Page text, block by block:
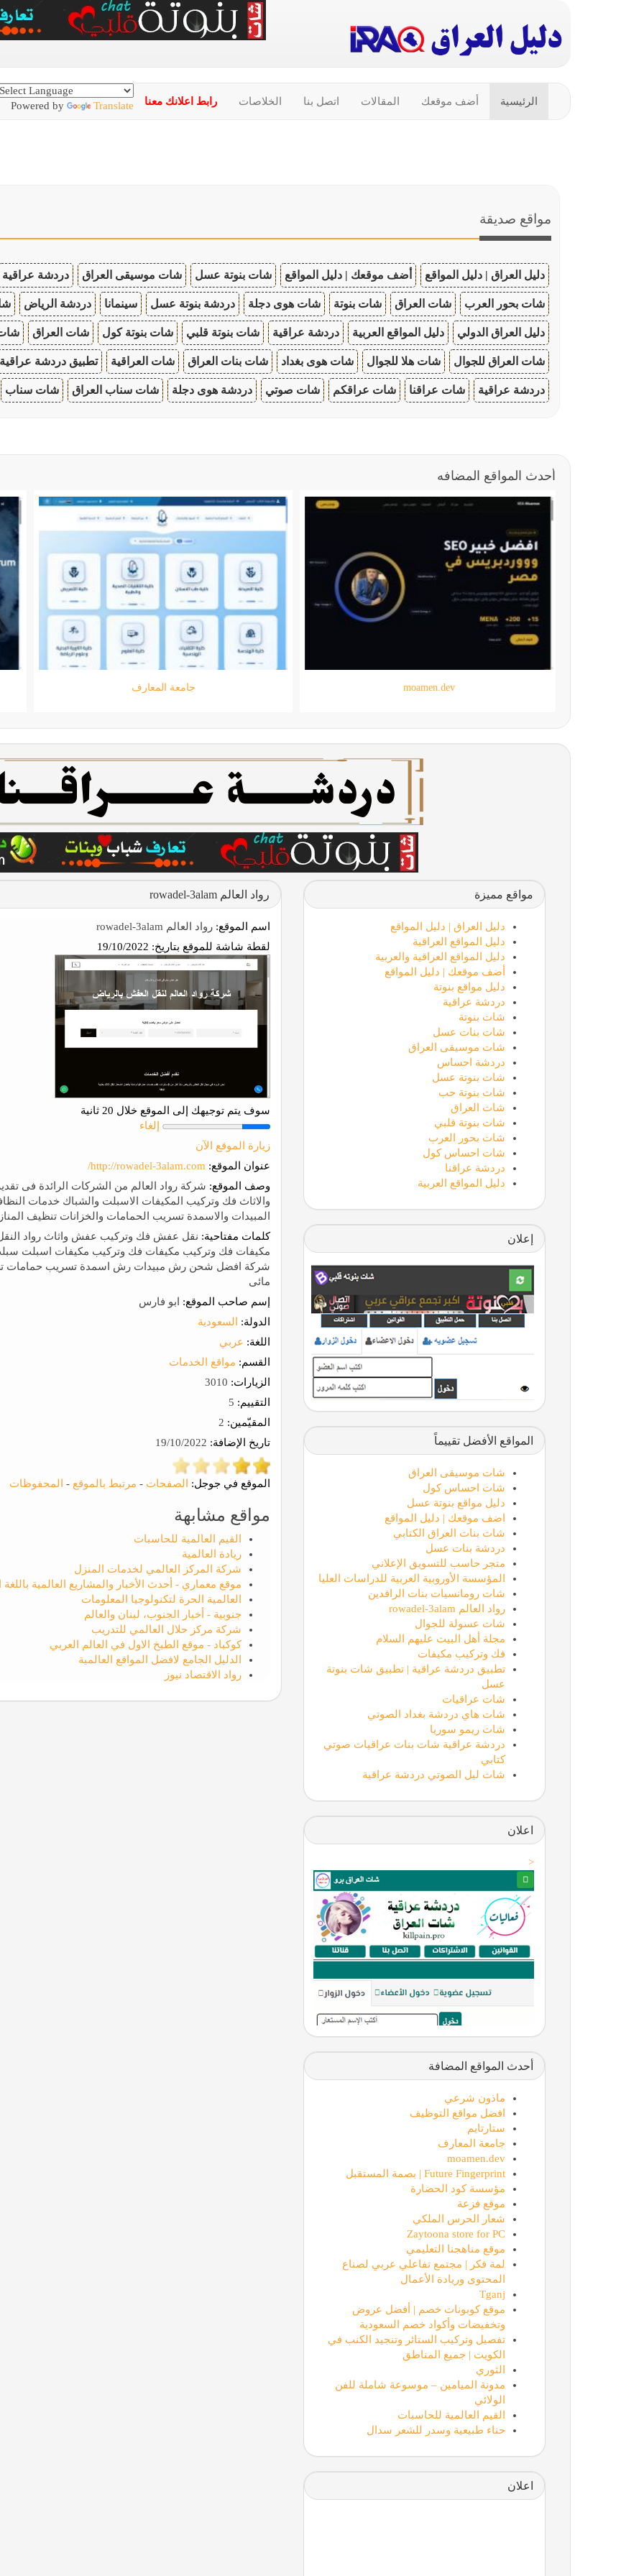
الرئيسية أضف موقعك المقالات اتصل بنا الخلاصات رابط اعلانك معنا Powered by Translate
مواقع صديقة
دليل العراق | دليل المواقع أضف موقعك | دليل المواقع شات بنوتة عسل شات موسيقى العراق دردشة عراقية
شات بحور العرب شات العراق شات بنوتة شات هوى دجلة دردشة بنوتة عسل سينمانا دردشة الرياض
دليل العراق الدولي دليل المواقع العربية دردشة عراقية شات بنوتة قلبي شات بنوتة كول شات العراق
شات العراق للجوال شات هلا للجوال شات هوى بغداد شات بنات العراق شات العراقية تطبيق دردشة عراقية
دردشة عراقية شات عراقنا شات عراقكم شات صوتي دردشة هوى دجلة شات سناب العراق شات سناب
أحدث المواقع المضافه
جامعة المعارف moamen.dev
رواد العالم rowadel-3alam
اسم الموقع: رواد العالم rowadel-3alam
لقطة شاشة للموقع بتاريخ:
سوف يتم توجيهك إلى الموقع خلال 20 ثانية
إلغاء
زيارة الموقع الآن
عنوان الموقع: http://rowadel-3alam.com/
وصف الموقع: شركة رواد العالم من الشركات الرائدة فى
والاثاث فك وتركيب المكيفات الاسبلت والشباك خدمات
المبيدات والاسمدة تسريب الحمامات والخزانات تنظيف
كلمات مفتاحية: نقل عفش فك وتركيب عفش واثاث رواد
مكيفات فك وتركيب مكيفات فك وتركيب مكيفات اسبلت
شركة افضل شحن رش مبيدات رش اسمدة تسريب حمامات
مائى
إسم صاحب الموقع: ابو فارس
الدولة:
السعودية
اللغة: عربي
القسم: مواقع الخدمات
الزيارات:
التقييم:
المقيّمين:
تاريخ الإضافة:
الموقع في جوجل: الصفحات - مرتبط بالموقع - المحفوظات
مواقع مشابهة
القيم العالمية للحاسبات
ريادة العالمية
شركة المركز العالمي لخدمات المنزل
موقع معماري - أحدث الأخبار والمشاريع العالمية باللغة
العالمية الحرة لتكنولوجيا المعلومات
جنوبية - أخبار الجنوب، لبنان والعالم
شركة مركز حلال العالمي للتدريب
كوكباد - موقع الطبخ الاول في العالم العربي
الدليل الجامع لافضل المواقع العالمية
رواد الاقتصاد نيوز
مواقع مميزة
دليل العراق | دليل المواقع
دليل المواقع العراقية
دليل المواقع العراقية والعربية
أضف موقعك | دليل المواقع
دليل مواقع بنوتة
دردشة عراقية
شات بنوتة
شات بنات عسل
شات موسيقى العراق
دردشة احساس
شات بنوتة عسل
شات بنوتة حب
شات العراق
شات بنوتة قلبي
شات بحور العرب
شات احساس كول
دردشة عراقنا
دليل المواقع العربية
إعلان
المواقع الأفضل تقييماً
شات موسيقى العراق
شات احساس كول
دليل مواقع بنوتة عسل
اضف موقعك | دليل المواقع
شات بنات العراق الكتابي
دردشة بنات عسل
متجر حاسب للتسويق الإعلاني
المؤسسة الأوروبية العربية للدراسات العليا
شات رومانسيات بنات الرافدين
رواد العالم rowadel-3alam
شات عسولة للجوال
مجلة أهل البيت عليهم السلام
فك وتركيب مكيفات
تطبيق دردشة عراقية | تطبيق شات بنوتة
عسل
شات عراقيات
شات هاي دردشة بغداد الصوتي
شات ريمو سوريا
دردشة عراقية شات بنات عراقيات صوتي
كتابي
شات ليل الصوتي دردشة عراقية
اعلان
<
أحدث المواقع المضافة
ماذون شرعي
افضل مواقع التوظيف
ستارتايم
جامعة المعارف
moamen.dev
Future Fingerprint | بصمة المستقبل
مؤسسة كود الحضارة
موقع فزعة
شعار الحرس الملكي
Zaytoona store for PC
موقع مناهجنا التعليمي
لمة فكر | مجتمع تفاعلي عربي لصناع
المحتوى وريادة الأعمال
Tganj
موقع كوبونات خصم | أفضل عروض
وتخفيضات وأكواد خصم السعودية
تفصيل وتركيب الستائر وتنجيد الكنب في
الكويت | جميع المناطق
الثوري
مدونة الميامين – موسوعة شاملة للفن
الولائي
القيم العالمية للحاسبات
حناء طبيعية وسدر للشعر سدال
اعلان